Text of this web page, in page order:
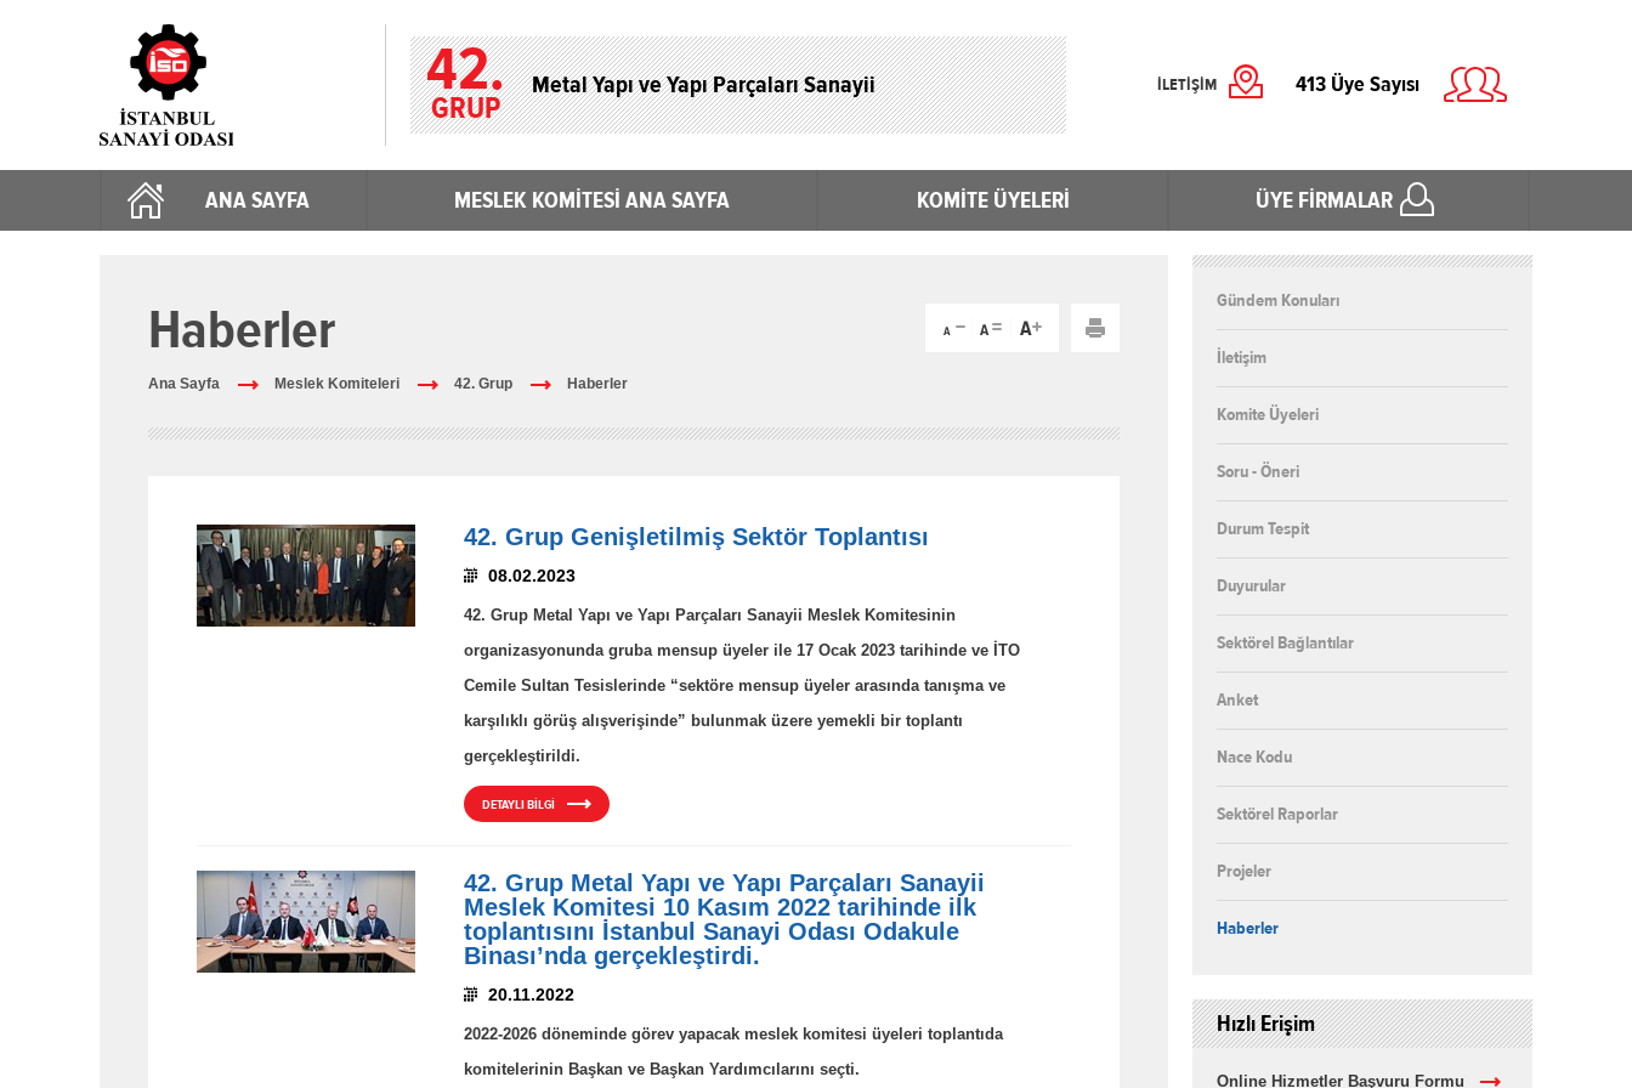
42.
GRUP
Metal Yapı ve Yapı Parçaları Sanayii 413 Üye Sayısı
ANA SAYFA MESLEK KOMİTESİ ANA SAYFA KOMİTE ÜYELERİ ÜYE FİRMALAR
İLETİŞİM
Haberler
Ana Sayfa Meslek Komiteleri 42. Grup Haberler
42. Grup Genişletilmiş Sektör Toplantısı
08.02.2023
42. Grup Metal Yapı ve Yapı Parçaları Sanayii Meslek Komitesinin
organizasyonunda gruba mensup üyeler ile 17 Ocak 2023 tarihinde ve İTO
Cemile Sultan Tesislerinde “sektöre mensup üyeler arasında tanışma ve
karşılıklı görüş alışverişinde” bulunmak üzere yemekli bir toplantı
gerçekleştirildi.
DETAYLI BİLGİ
42. Grup Metal Yapı ve Yapı Parçaları Sanayii
Meslek Komitesi 10 Kasım 2022 tarihinde ilk
toplantısını İstanbul Sanayi Odası Odakule
Binası’nda gerçekleştirdi.
20.11.2022
2022-2026 döneminde görev yapacak meslek komitesi üyeleri toplantıda
komitelerinin Başkan ve Başkan Yardımcılarını seçti.
Gündem Konuları
İletişim
Komite Üyeleri
Soru - Öneri
Durum Tespit
Duyurular
Sektörel Bağlantılar
Anket
Nace Kodu
Sektörel Raporlar
Projeler
Haberler
Hızlı Erişim
Online Hizmetler Başvuru Formu